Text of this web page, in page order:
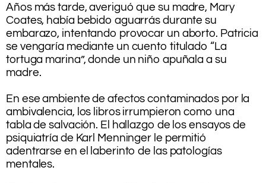
Años más tarde, averiguó que su madre, Mary
Coates, había bebido aguarrás durante su
embarazo, intentando provocar un aborto. Patricia
se vengaría mediante un cuento titulado “La
tortuga marina”, donde un niño apuñala a su
madre.
En ese ambiente de afectos contaminados por la
ambivalencia, los libros irrumpieron como una
tabla de salvación. El hallazgo de los ensayos de
psiquiatría de Karl Menninger le permitió
adentrarse en el laberinto de las patologías
mentales.